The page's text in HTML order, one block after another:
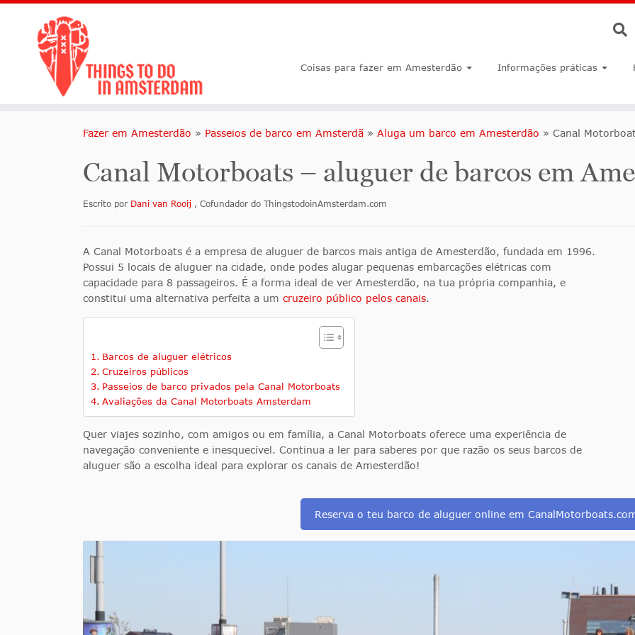
Coisas para fazer em Amesterdão Informações práticas
Fazer em Amesterdão » Passeios de barco em Amsterdã » Aluga um barco em Amesterdão » Canal
Canal Motorboats – aluguer de barcos em
Escrito por Dani van Rooij , Cofundador do ThingstodoinAmsterdam.com
A Canal Motorboats é a empresa de aluguer de barcos mais antiga de Amesterdão, fundada em 1996.
Possui 5 locais de aluguer na cidade, onde podes alugar pequenas embarcações elétricas com
capacidade para 8 passageiros. É a forma ideal de ver Amesterdão, na tua própria companhia, e
constitui uma alternativa perfeita a um cruzeiro público pelos canais.
Barcos de aluguer elétricos
Cruzeiros públicos
Passeios de barco privados pela Canal Motorboats
Avaliações da Canal Motorboats Amsterdam
Quer viajes sozinho, com amigos ou em família, a Canal Motorboats oferece uma experiência de
navegação conveniente e inesquecível. Continua a ler para saberes por que razão os seus barcos de
aluguer são a escolha ideal para explorar os canais de Amesterdão!
Reserva o teu barco de aluguer online em